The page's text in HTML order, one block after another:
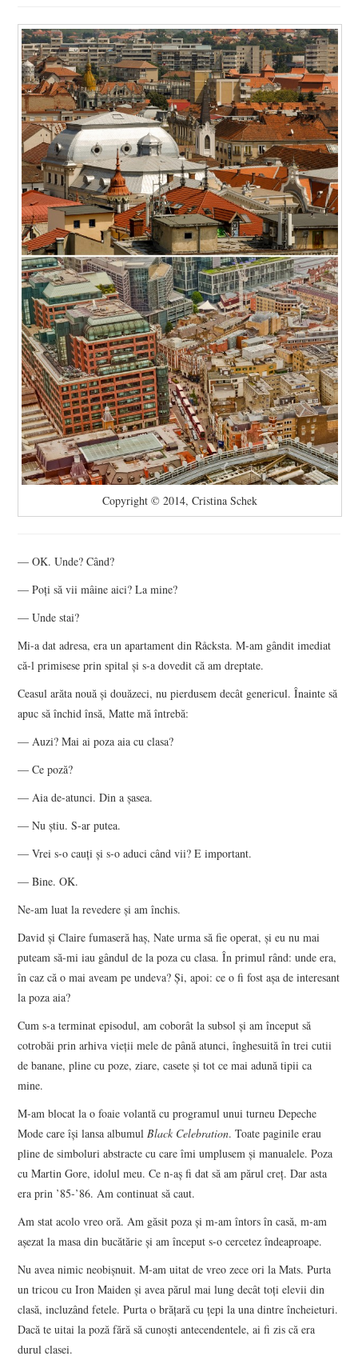
Copyright © 2014, Cristina Schek
— OK. Unde? Când?
— Poţi să vii mâine aici? La mine?
— Unde stai?
Mi-a dat adresa, era un apartament din Råcksta. M-am gândit imediat
că-l primisese prin spital şi s-a dovedit că am dreptate.
Ceasul arăta nouă şi douăzeci, nu pierdusem decât genericul. Înainte să
apuc să închid însă, Matte mă întrebă:
— Auzi? Mai ai poza aia cu clasa?
— Ce poză?
— Aia de-atunci. Din a şasea.
— Nu ştiu. S-ar putea.
— Vrei s-o cauţi şi s-o aduci când vii? E important.
— Bine. OK.
Ne-am luat la revedere şi am închis.
David şi Claire fumaseră haş, Nate urma să fie operat, şi eu nu mai
puteam să-mi iau gândul de la poza cu clasa. În primul rând: unde era,
în caz că o mai aveam pe undeva? Şi, apoi: ce o fi fost aşa de interesant
la poza aia?
Cum s-a terminat episodul, am coborât la subsol şi am început să
cotrobăi prin arhiva vieţii mele de până atunci, înghesuită în trei cutii
de banane, pline cu poze, ziare, casete şi tot ce mai adună tipii ca
mine.
M-am blocat la o foaie volantă cu programul unui turneu Depeche
Mode care îşi lansa albumulBlack Celebration. Toate paginile erau
pline de simboluri abstracte cu care îmi umplusem şi manualele. Poza
cu Martin Gore, idolul meu. Ce n-aş fi dat să am părul creţ. Dar asta
era prin ’85-’86. Am continuat să caut.
Am stat acolo vreo oră. Am găsit poza şi m-am întors în casă, m-am
aşezat la masa din bucătărie şi am început s-o cercetez îndeaproape.
Nu avea nimic neobişnuit. M-am uitat de vreo zece ori la Mats. Purta
un tricou cu Iron Maiden şi avea părul mai lung decât toţi elevii din
clasă, incluzând fetele. Purta o brăţară cu ţepi la una dintre încheieturi.
Dacă te uitai la poză fără să cunoşti antecendentele, ai fi zis că era
durul clasei.